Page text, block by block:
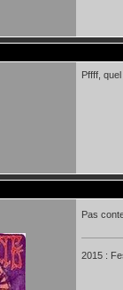
Pffff,
Pas
2015 :